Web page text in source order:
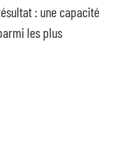
: une capacité
les plus